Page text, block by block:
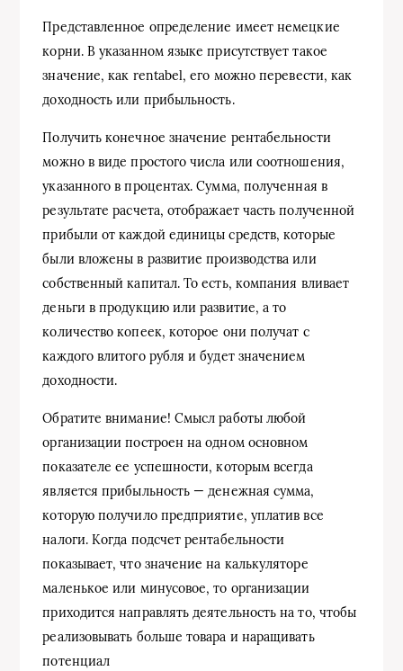
Представленное определение имеет немецкие
корни. В указанном языке присутствует такое
значение, как rentabel, его можно перевести, как
доходность или прибыльность.
Получить конечное значение рентабельности
можно в виде простого числа или соотношения,
указанного в процентах. Сумма, полученная в
результате расчета, отображает часть полученной
прибыли от каждой единицы средств, которые
были вложены в развитие производства или
собственный капитал. То есть, компания вливает
деньги в продукцию или развитие, а то
количество копеек, которое они получат с
каждого влитого рубля и будет значением
доходности.
Обратите внимание! Смысл работы любой
организации построен на одном основном
показателе ее успешности, которым всегда
является прибыльность — денежная сумма,
которую получило предприятие, уплатив все
налоги. Когда подсчет рентабельности
показывает, что значение на калькуляторе
маленькое или минусовое, то организации
приходится направлять деятельность на то, чтобы
реализовывать больше товара и наращивать
потенциал